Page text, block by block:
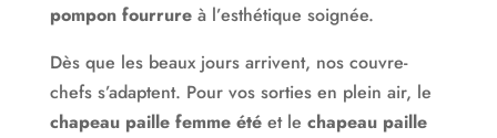
Dans notre chapellerie moderne vous découvrirez un
très large choix de chapeaux, casquettes, bonnets…
(plusieurs milliers de modèles) classés dans des
thématiques originales, jamais vu sur le web !
pompon fourrureà l’esthétique soignée.
Dès que les beaux jours arrivent, nos couvre-
chefs s’adaptent. Pour vos sorties en plein air, le
chapeau paille femme étéet le chapeau paille